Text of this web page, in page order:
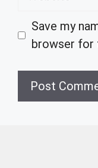
Save my
browser for